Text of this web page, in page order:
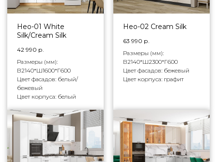
Нео-01 White
Silk/Cream Silk
42 990 р.
Размеры (мм):
В2140*Ш1600*Г600
Цвет фасадов: белый/
бежевый
Цвет корпуса: белый
Нео-02 Cream Silk
63 990 р.
Размеры (мм):
В2140*Ш2300*Г600
Цвет фасадов: бежевый
Цвет корпуса: графит